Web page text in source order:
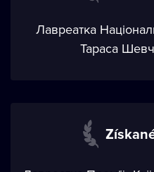
Лавреатка
Тараса